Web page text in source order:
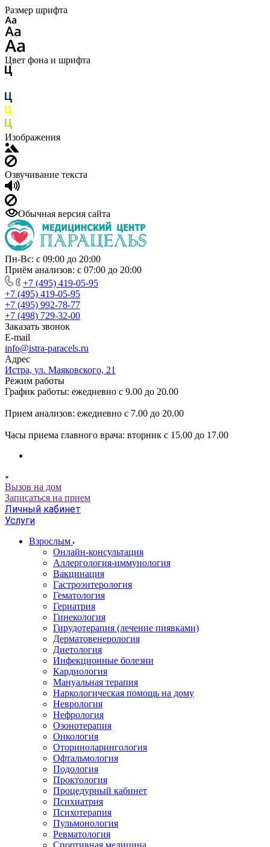
Размер шрифта
Цвет фона и шрифта
Изображения
Озвучивание текста
Обычная версия сайта
Пн-Вс: с 09:00 до 20:00
Приём анализов: с 07:00 до 20:00
+7 (495) 419-05-95
+7 (495) 419-05-95
+7 (495) 992-78-77
+7 (498) 729-32-00
Заказать звонок
E-mail
info@istra-paracels.ru
Адрес
Истра, ул. Маяковского, 21
Режим работы
График работы: ежедневно с 9.00 до 20.00
Прием анализов: ежедневно с 7.00 до 20.00
Часы приема главного врача: вторник с 15.00 до 17.00
Вызов на дом
Записаться на прием
Личный кабинет
Услуги
Взрослым
Онлайн-консультация
Аллергология-иммунология
Вакцинация
Гастроэнтерология
Гематология
Гериатрия
Гинекология
Гирудотерапия (лечение пиявками)
Дерматовенерология
Диетология
Инфекционные болезни
Кардиология
Мануальная терапия
Наркологическая помощь на дому
Неврология
Нефрология
Озонотерапия
Онкология
Оториноларингология
Офтальмология
Подология
Проктология
Процедурный кабинет
Психиатрия
Психотерапия
Пульмонология
Ревматология
Спортивная медицина